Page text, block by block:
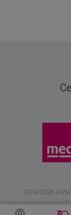
2014-2026 ©